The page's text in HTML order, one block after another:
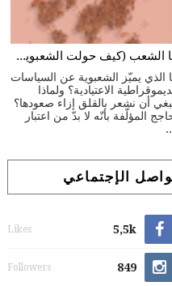
أنا الشعب (كيف حولت الشعبوية مسار الديموقراطية)
الذي يميّز الشعبوية عن السياسات
الاعتيادية؟ ولماذا
أن نشعر بالقلق إزاء صعودها؟
المؤلّفة بأنّه لا بدّ من اعتبار
الإجتماعي
5,5k
Likes
849
Followers